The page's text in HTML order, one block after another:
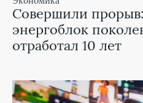
Совершили
энергоблок
отработал 10 лет